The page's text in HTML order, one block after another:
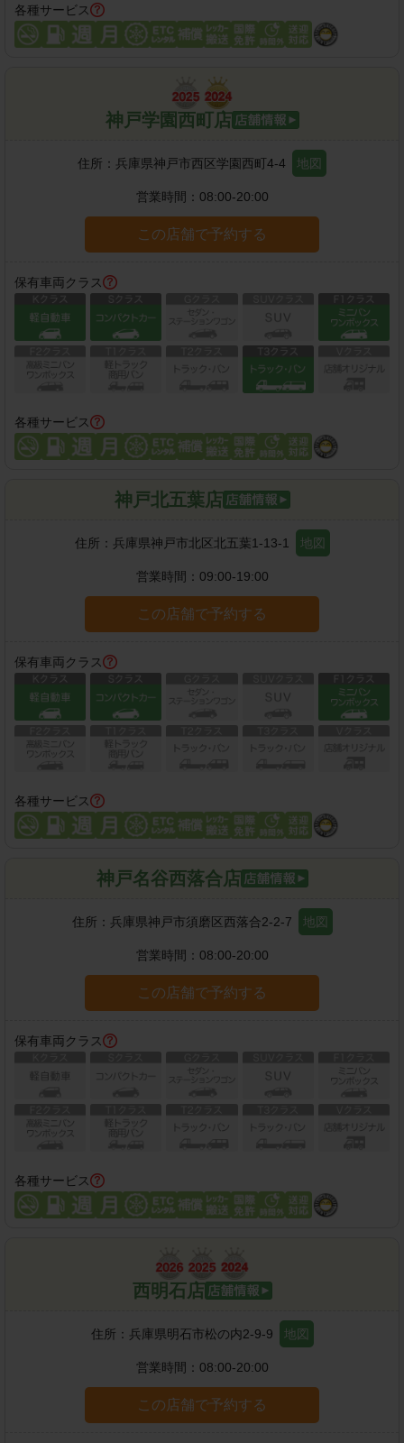
各種サービス
神戸学園西町店
住所： 兵庫県神戸市西区学園西町4-4 地図
営業時間： 08:00-20:00
この店舗で予約する
保有車両クラス
各種サービス
神戸北五葉店
住所： 兵庫県神戸市北区北五葉1-13-1 地図
営業時間： 09:00-19:00
この店舗で予約する
保有車両クラス
各種サービス
神戸名谷西落合店
住所： 兵庫県神戸市須磨区西落合2-2-7 地図
営業時間： 08:00-20:00
この店舗で予約する
保有車両クラス
各種サービス
西明石店
住所： 兵庫県明石市松の内2-9-9 地図
営業時間： 08:00-20:00
この店舗で予約する